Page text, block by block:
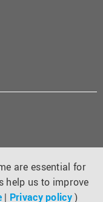
are essential for
help us to improve
| Privacy policy)